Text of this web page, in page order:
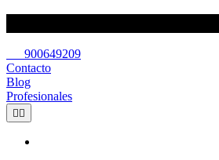
900649209
Contacto
Blog
Profesionales
 